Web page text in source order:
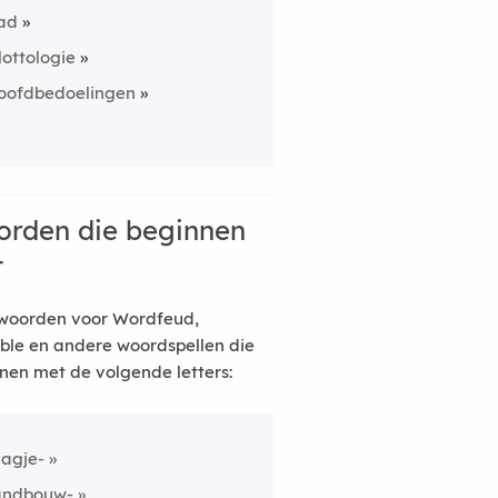
die beginnen
voor Wordfeud,
en andere woordspellen die
met de volgende letters: